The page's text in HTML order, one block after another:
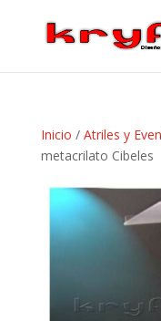
Inicio / Atriles y
metacrilato Cibeles